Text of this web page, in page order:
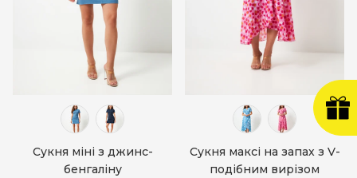
Сукня міні з джинс-
бенгаліну
Сукня максі на запах з V-
подібним вирізом